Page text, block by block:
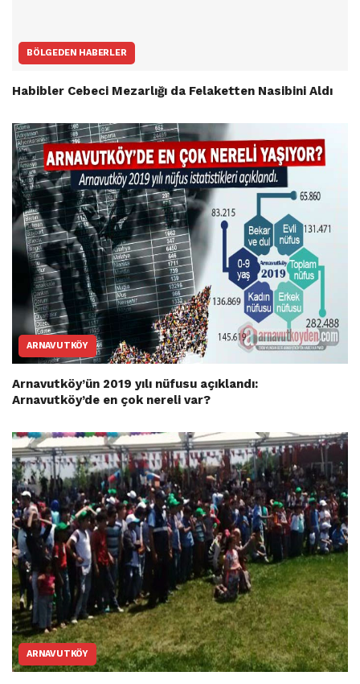
BÖLGEDEN HABERLER
Habibler Cebeci Mezarlığı da Felaketten Nasibini Aldı
ARNAVUTKÖY
Arnavutköy’ün 2019 yılı nüfusu açıklandı:
Arnavutköy’de en çok nereli var?
ARNAVUTKÖY